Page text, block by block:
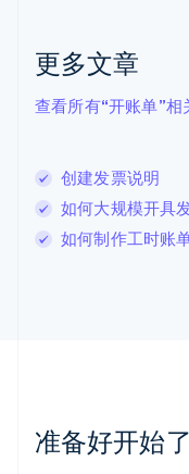
更多文章
查看所有“开账单”相
创建发票说明
如何大规模开具
如何制作工时账
准备好开始
立陶宛
列支敦士登
FrançaisDeutsch
罗马尼亚
English
马尔他
English
葡萄牙